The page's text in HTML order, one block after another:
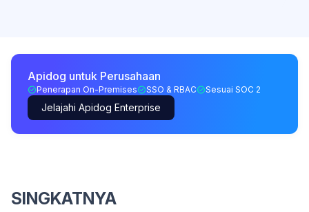
Apidog untuk Perusahaan
Penerapan On-Premises SSO & RBAC Sesuai SOC 2
Jelajahi Apidog Enterprise
SINGKATNYA